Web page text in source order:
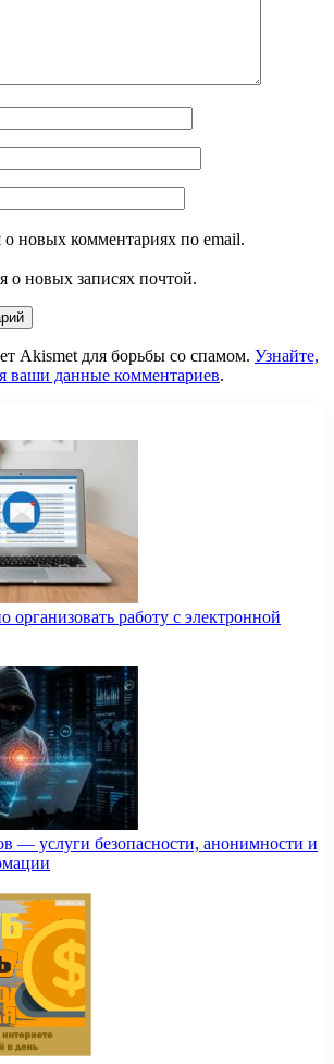
о новых комментариях по email.
о новых записях почтой.
Akismet для борьбы со спамом. Узнайте,
ваши данные комментариев.
организовать работу с электронной
— услуги безопасности, анонимности и